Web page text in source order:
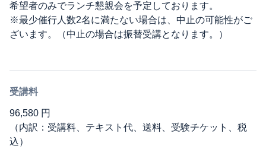
希望者のみでランチ懇親会を予定しております。
※最少催行人数2名に満たない場合は、中止の可能性がご
ざいます。（中止の場合は振替受講となります。）
受講料
96,580 円
（内訳：受講料、テキスト代、送料、受験チケット、税
込）